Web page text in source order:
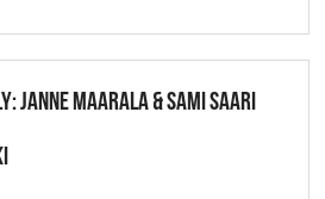
JANNE MAARALA & SAMI SAARI